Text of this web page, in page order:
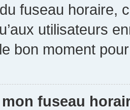
fuseau horaire,
utilisateurs
bon moment
mon fuseau